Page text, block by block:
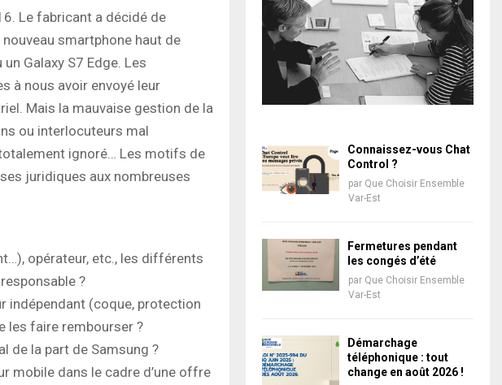
Le fabricant a décidé de
smartphone haut de
Galaxy S7 Edge. Les
à nous avoir envoyé leur
Mais la mauvaise gestion de la
ou interlocuteurs mal
ignoré… Les motifs de
juridiques aux nombreuses
opérateur, etc., les différents
?
indépendant (coque, protection
les faire rembourser ?
de la part de Samsung ?
mobile dans le cadre d’une offre
Connaissez-vous Chat
Control ?
par Que Choisir Ensemble
Var-Est
Fermetures pendant
les congés d’été
par Que Choisir Ensemble
Var-Est
Démarchage
téléphonique : tout
change en août 2026 !